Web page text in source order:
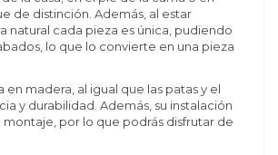
de distinción. Además, al estar
cada pieza es única, pudiendo
lo que lo convierte en una pieza
madera, al igual que las patas y el
y durabilidad. Además, su instalación
por lo que podrás disfrutar de